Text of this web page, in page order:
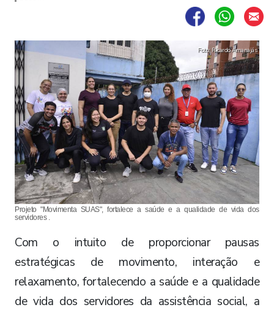
Projeto "Movimenta SUAS", fortalece a saúde e a qualidade de vida dos
servidores .
Foto: Ricardo Amanajás
Com o intuito de proporcionar pausas
estratégicas de movimento, interação e
relaxamento, fortalecendo a saúde e a qualidade
de vida dos servidores da assistência social, a